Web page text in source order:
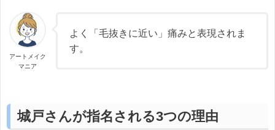
アートメイク
マニア
よく「毛抜きに近い」痛みと表現されま
す。
城戸さんが指名される3つの理由